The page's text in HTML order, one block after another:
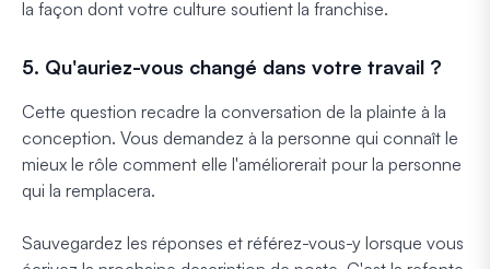
la façon dont votre culture soutient la franchise.
5. Qu'auriez-vous changé dans votre travail ?
Cette question recadre la conversation de la plainte à la
conception. Vous demandez à la personne qui connaît le
mieux le rôle comment elle l'améliorerait pour la personne
qui la remplacera.
Sauvegardez les réponses et référez-vous-y lorsque vous